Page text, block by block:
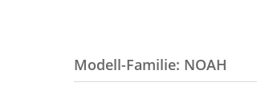
Modell-Familie: NOAH